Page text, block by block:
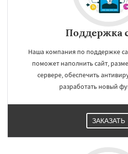
Поддержка
Наша компания по поддержке
поможет наполнить сайт,
сервере, обеспечить
разработать новый
ЗАКАЗАТЬ